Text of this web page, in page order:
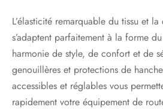
L’élasticité remarquable du tissu et
s’adaptent parfaitement à la forme
harmonie de style, de confort et de
genouillères et protections de
accessibles et réglables vous
rapidement votre équipement de